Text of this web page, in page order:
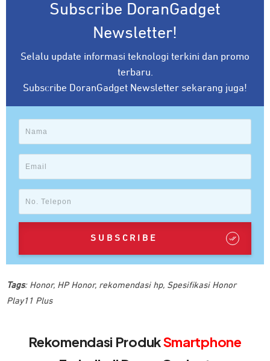
Subscribe DoranGadget
Newsletter!
Selalu update informasi teknologi terkini dan promo
terbaru.
Subscribe DoranGadget Newsletter sekarang juga!
SUBSCRIBE
Tags: Honor, HP Honor, rekomendasi hp, Spesifikasi Honor
Play11 Plus
Rekomendasi ProdukSmartphone